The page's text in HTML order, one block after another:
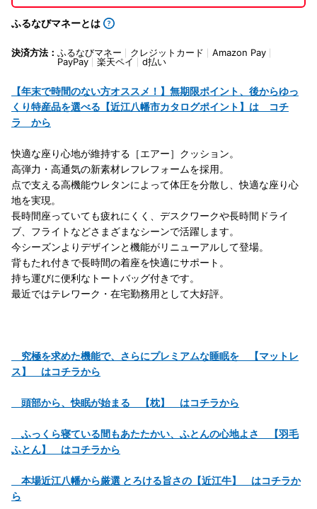
ふるなびマネーとは
決済方法： ふるなびマネー クレジットカード
Amazon Pay
PayPay
楽天ペイ d払い
【年末で時間のない方オススメ！】無期限ポイント、後からゆっ
くり特産品を選べる【近江八幡市カタログポイント】は コチ
ラ から
快適な座り心地が維持する［エアー］クッション。
高弾力・高通気の新素材レフレフォームを採用。
点で支える高機能ウレタンによって体圧を分散し、快適な座り心
地を実現。
長時間座っていても疲れにくく、デスクワークや長時間ドライ
ブ、フライトなどさまざまなシーンで活躍します。
今シーズンよりデザインと機能がリニューアルして登場。
背もたれ付きで長時間の着座を快適にサポート。
持ち運びに便利なトートバッグ付きです。
最近ではテレワーク・在宅勤務用として大好評。
究極を求めた機能で、さらにプレミアムな睡眠を 【マットレ
ス】 はコチラから
頭部から、快眠が始まる 【枕】 はコチラから
ふっくら寝ている間もあたたかい、ふとんの心地よさ 【羽毛
ふとん】 はコチラから
本場近江八幡から厳選 とろける旨さの【近江牛】 はコチラか
ら